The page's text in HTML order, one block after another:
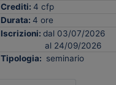
Crediti: 4 cfp
Durata: 4 ore
Iscrizioni: dal 03/07/2026
al 24/09/2026
Tipologia: seminario